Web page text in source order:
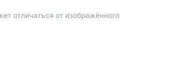
отличаться от изображённого